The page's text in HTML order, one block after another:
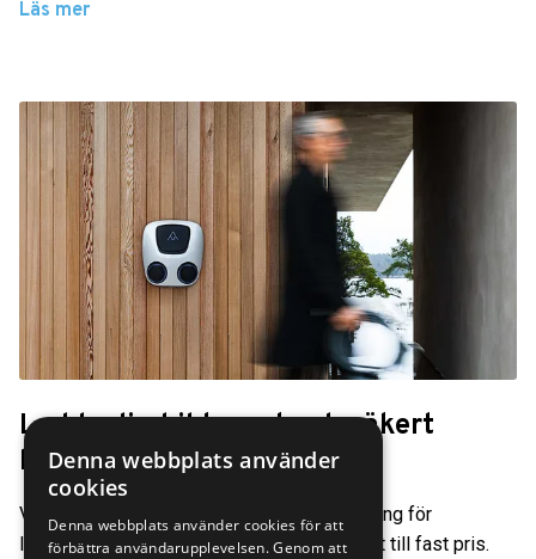
Läs mer
Ladda din bil tryggt och säkert
hemma
Vi på Finnvedens Bil erbjuder en enkel lösning för
laddstation i hemmamiljö, monterat och klart till fast pris.
Denna webbplats använder
cookies
Denna webbplats använder cookies för att
förbättra användarupplevelsen. Genom att